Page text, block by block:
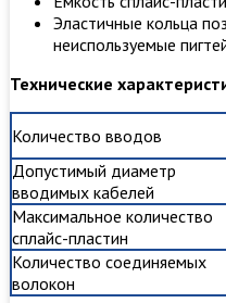
Эластичные кольца
неиспользуемые
Технические
Количество вводов
Допустимый диаметр
вводимых кабелей
Максимальное количество
сплайс-пластин
Количество соединяемых
волокон